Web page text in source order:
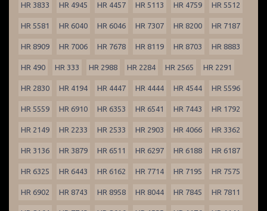
HR 3833 HR 4945 HR 4457 HR 5113 HR 4759 HR 5512
HR 5581 HR 6040 HR 6046 HR 7307 HR 8200 HR 7187
HR 8909 HR 7006 HR 7678 HR 8119 HR 8703 HR 8883
HR 490 HR 333 HR 2988 HR 2284 HR 2565 HR 2291
HR 2830 HR 4194 HR 4447 HR 4444 HR 4544 HR 5596
HR 5559 HR 6910 HR 6353 HR 6541 HR 7443 HR 1792
HR 2149 HR 2233 HR 2533 HR 2903 HR 4066 HR 3362
HR 3136 HR 3879 HR 6511 HR 6297 HR 6188 HR 6187
HR 6325 HR 6443 HR 6162 HR 7714 HR 7195 HR 7575
HR 6902 HR 8743 HR 8958 HR 8044 HR 7845 HR 7811